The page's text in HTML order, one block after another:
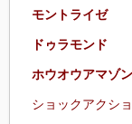
モントライ
ドゥラモン
ホウオウアマゾン
ショックアクシ